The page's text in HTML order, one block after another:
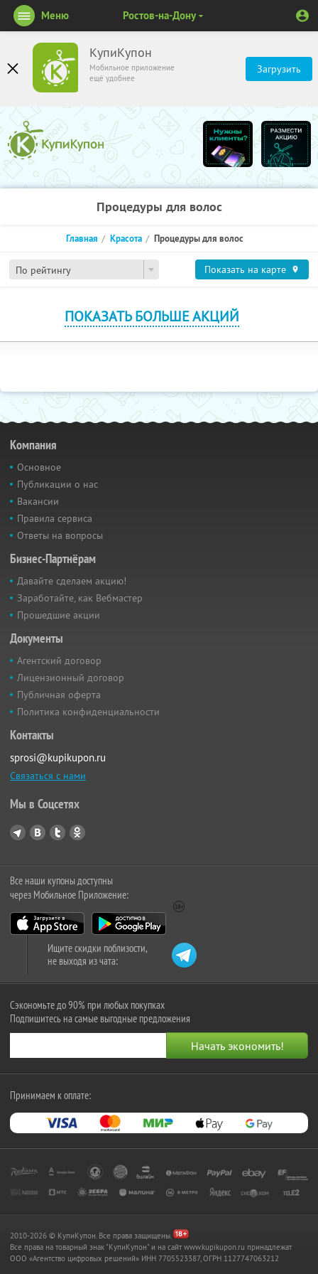
КупиКупон
Мобильное приложение
ещё удобнее
Загрузить
Меню Ростов-на-Дону
Процедуры для волос
По рейтингу
Главная Красота Процедуры для волос
Показать на карте
ПОКАЗАТЬ БОЛЬШЕ АКЦИЙ
Компания
Основное
Публикации о нас
Вакансии
Правила сервиса
Ответы на вопросы
Бизнес-Партнёрам
Давайте сделаем акцию!
Заработайте, как Вебмастер
Прошедшие акции
Документы
Агентский договор
Лицензионный договор
Публичная оферта
Политика конфиденциальности
Контакты
sprosi@kupikupon.ru
Связаться с нами
Мы в Соцсетях
Все наши купоны доступны
через Мобильное Приложение:
Ищите скидки поблизости,
не выходя из чата:
Сэкономьте до 90% при любых покупках
Подпишитесь на самые выгодные предложения
Принимаем к оплате:
2010-2026 © КупиКупон. Все права защищены.
Все права на товарный знак "КупиКупон" и на сайт www.kupikupon.ru принадлежат
OOO «Агентство цифровых решений» ИНН 7705523387, ОГРН 1127747063212